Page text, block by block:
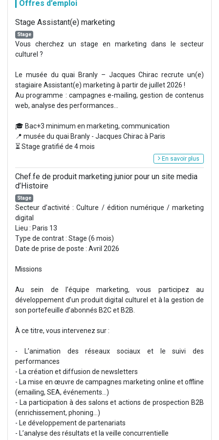
Offres d’emploi
Stage Assistant(e) marketing
Stage
Vous cherchez un stage en marketing dans le secteur
culturel ?
Le musée du quai Branly – Jacques Chirac recrute un(e)
stagiaire Assistant(e) marketing à partir de juillet 2026 !
Au programme : campagnes e-mailing, gestion de contenus
web, analyse des performances...
🎓 Bac+3 minimum en marketing, communication
📍 musée du quai Branly - Jacques Chirac à Paris
⏳ Stage gratifié de 4 mois
En savoir plus
Chef.fe de produit marketing junior pour un site media
d’Histoire
Stage
Secteur d’activité : Culture / édition numérique / marketing
digital
Lieu : Paris 13
Type de contrat : Stage (6 mois)
Date de prise de poste : Avril 2026
Missions
Au sein de l’équipe marketing, vous participez au
développement d’un produit digital culturel et à la gestion de
son portefeuille d’abonnés B2C et B2B.
À ce titre, vous intervenez sur :
- L’animation des réseaux sociaux et le suivi des
performances
- La création et diffusion de newsletters
- La mise en œuvre de campagnes marketing online et offline
(emailing, SEA, événements…)
- La participation à des salons et actions de prospection B2B
(enrichissement, phoning...)
- Le développement de partenariats
- L’analyse des résultats et la veille concurrentielle